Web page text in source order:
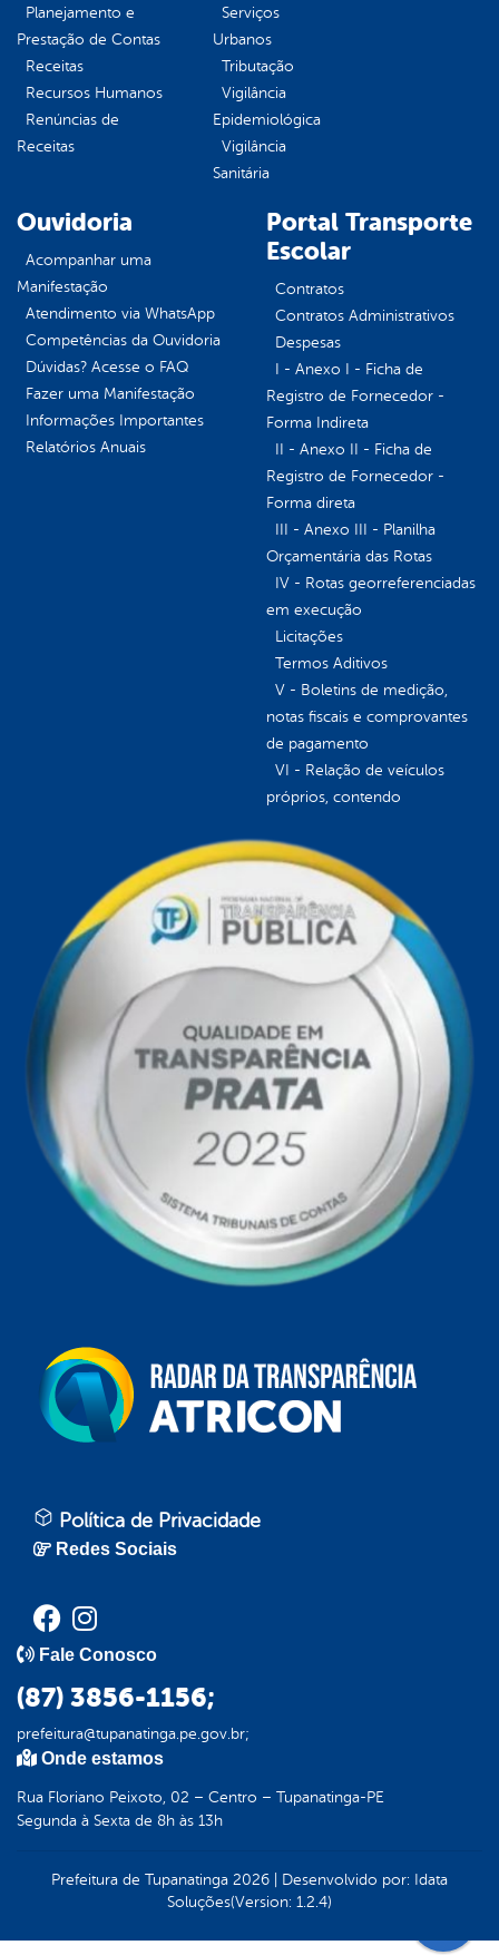
Planejamento e
Prestação de Contas
Receitas
Recursos Humanos
Renúncias de
Receitas
Serviços
Urbanos
Tributação
Vigilância
Epidemiológica
Vigilância
Sanitária
Ouvidoria
Acompanhar uma
Manifestação
Atendimento via WhatsApp
Competências da Ouvidoria
Dúvidas? Acesse o FAQ
Fazer uma Manifestação
Informações Importantes
Relatórios Anuais
Portal Transporte
Escolar
Contratos
Contratos Administrativos
Despesas
I - Anexo I - Ficha de
Registro de Fornecedor -
Forma Indireta
II - Anexo II - Ficha de
Registro de Fornecedor -
Forma direta
III - Anexo III - Planilha
Orçamentária das Rotas
IV - Rotas georreferenciadas
em execução
Licitações
Termos Aditivos
V - Boletins de medição,
notas fiscais e comprovantes
de pagamento
VI - Relação de veículos
próprios, contendo
Política de Privacidade
Redes Sociais
Fale Conosco
(87) 3856-1156;
prefeitura@tupanatinga.pe.gov.br;
Onde estamos
Rua Floriano Peixoto, 02 – Centro – Tupanatinga-PE
Segunda à Sexta de 8h às 13h
Prefeitura de Tupanatinga 2026 Desenvolvido por: Idata
Soluções(Version: 1.2.4)